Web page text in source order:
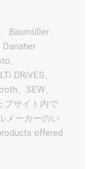
Baumüller、
、
DRiVES、
、SEW、
ブサイト内で
メーカーのい
offered